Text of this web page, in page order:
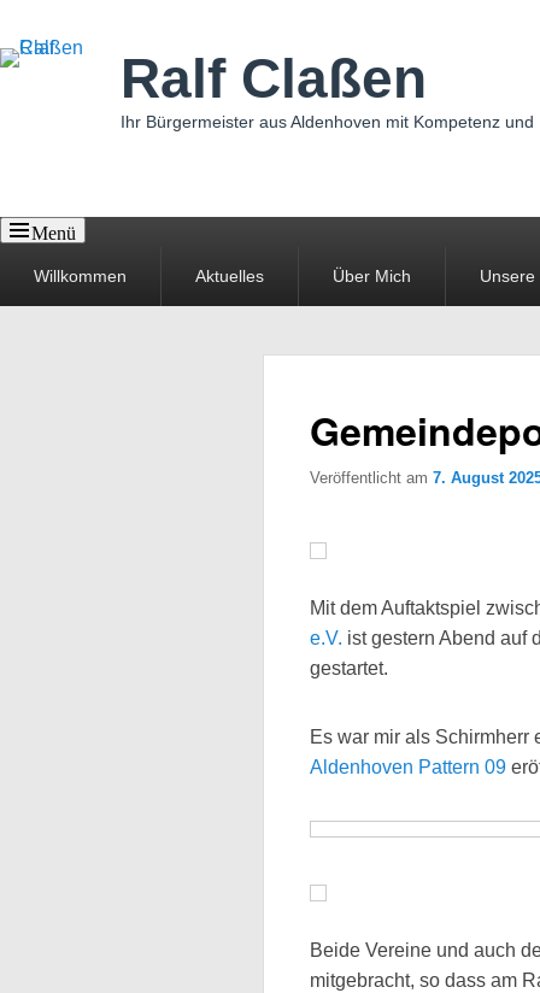
Ralf Claßen
Ihr Bürgermeister aus Aldenhoven mit Kompetenz und
Menü
MenüWillkommen Aktuelles Über Mich Unsere
Veröffentlicht am 7. August
Mit dem Auftaktspiel
e.V. ist gestern Abend auf
gestartet.
Es war mir als
Aldenhoven Pattern 09
Beide Vereine und auch
mitgebracht, so dass am